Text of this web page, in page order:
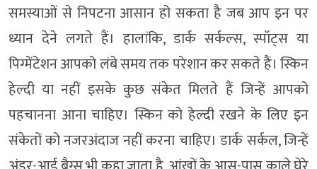
समस्याओं से निपटना आसान हो सकता है जब आप इन पर
ध्यान देने लगते हैं। हालांकि, डार्क सर्कल्स, स्पॉट्स या
पिग्मेंटेशन आपको लंबे समय तक परेशान कर सकते हैं। स्किन
हेल्दी या नहीं इसके कुछ संकेत मिलते हैं जिन्हें आपको
पहचानना आना चाहिए। स्किन को हेल्दी रखने के लिए इन
संकेतों को नजरअंदाज नहीं करना चाहिए। डार्क सर्कल, जिन्हें